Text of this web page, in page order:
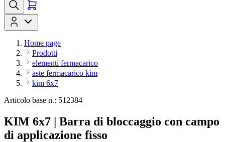
Home page
Prodotti
elementi fermacarico
aste fermacarico kim
kim 6x7
Articolo base n.: 512384
KIM 6x7 | Barra di bloccaggio con campo
di applicazione fisso